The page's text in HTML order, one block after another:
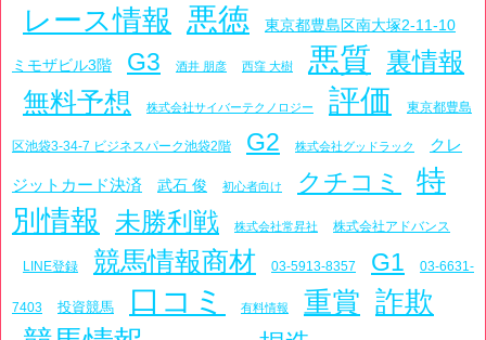
レース情報 悪徳 東京都豊島区南大塚2-11-10
ミモザビル3階 G3 酒井 朋彦 西窪 大樹 悪質 裏情報
無料予想
株式会社サイバーテクノロジー 評価 東京都豊島
区池袋3-34-7 ビジネスパーク池袋2階 G2 株式会社グッドラック クレ
ジットカード決済 武石 俊 初心者向け クチコミ
特
別情報
未勝利戦 株式会社常昇社 株式会社アドバンス
LINE登録 競馬情報商材 03-5913-8357 G1 03-6631-
7403 投資競馬 口コミ 有料情報 重賞 詐欺